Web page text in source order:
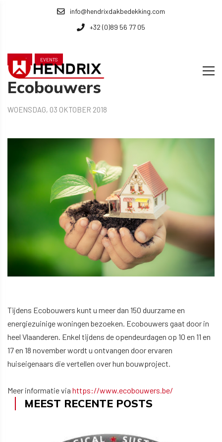
info@hendrixdakbedekking.com
+32 (0)89 56 77 05
HOME EVENTS
Ecobouwers
WOENSDAG, 03 OKTOBER 2018
Tijdens Ecobouwers kunt u meer dan 150 duurzame en
energiezuinige woningen bezoeken. Ecobouwers gaat door in
heel Vlaanderen. Enkel tijdens de opendeurdagen op 10 en 11 en
17 en 18 november wordt u ontvangen door ervaren
huiseigenaars die vertellen over hun bouwproject.
Meer informatie via https://www.ecobouwers.be/
MEEST RECENTE POSTS